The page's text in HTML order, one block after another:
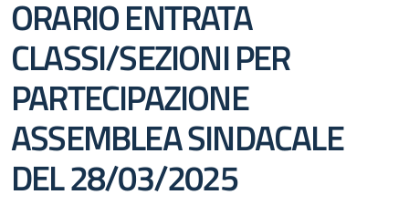
ORARIO ENTRATA
CLASSI/SEZIONI PER
PARTECIPAZIONE
ASSEMBLEA SINDACALE
DEL 28/03/2025